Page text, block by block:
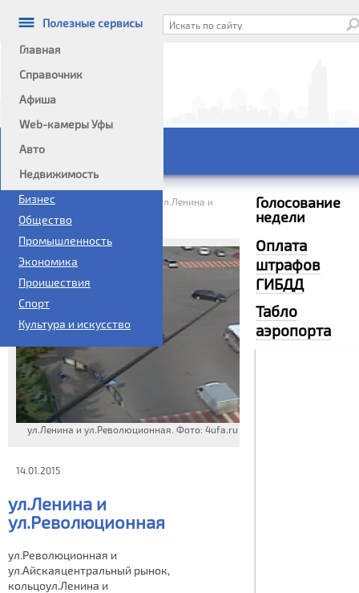
Полезные сервисы
Главная
Справочник
Афиша
Web-камеры Уфы
Авто
Недвижимость
Информационный портал
Главное меню
Политика
Бизнес
Общество
Промышленность
Экономика
Проишествия
Спорт
Культура и искусство
Домой»
ул.Ленина и
ул.Революционная
ул.Ленина и ул.Революционная. Фото: 4ufa.ru
14.01.2015
ул.Ленина и
ул.Революционная
ул.Революционная и
ул.Айскаяцентральный рынок,
кольцоул.Ленина и
Голосование
недели
Оплата
штрафов
ГИБДД
Табло
аэропорта